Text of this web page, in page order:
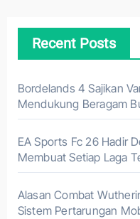
Recent Posts
Bordelands 4 Sajikan
Mendukung Beragam
EA Sports Fc 26 Hadir
Membuat Setiap Laga
Alasan Combat
Sistem Pertarungan